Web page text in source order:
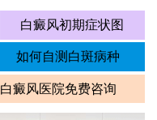
白癜风初期症状图
如何自测白斑病种
白癜风医院免费咨询